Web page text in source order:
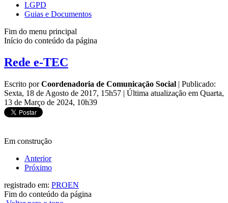
LGPD
Guias e Documentos
Fim do menu principal
Início do conteúdo da página
Rede e-TEC
Escrito porCoordenadoria de Comunicação Social | Publicado:
Sexta, 18 de Agosto de 2017, 15h57 | Última atualização em Quarta,
13 de Março de 2024, 10h39
Em construção
Anterior
Próximo
registrado em: PROEN
Fim do conteúdo da página